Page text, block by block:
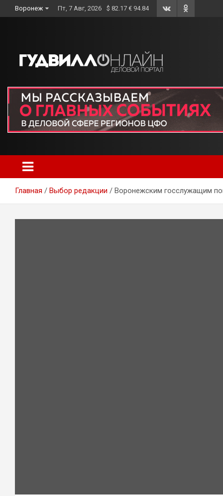
to
Воронеж Пт, 7 Авг, 2026 $ 82.17 € 94.84
Главная Выбор редакции Воронежским госслужащим